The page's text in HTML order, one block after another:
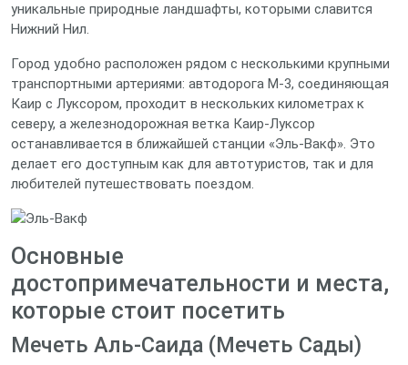
уникальные природные ландшафты, которыми славится
Нижний Нил.
Город удобно расположен рядом с несколькими крупными
транспортными артериями: автодорога М-3, соединяющая
Каир с Луксором, проходит в нескольких километрах к
северу, а железнодорожная ветка Каир‑Луксор
останавливается в ближайшей станции «Эль‑Вакф». Это
делает его доступным как для автотуристов, так и для
любителей путешествовать поездом.
Основные
достопримечательности и места,
которые стоит посетить
Мечеть Аль‑Саида (Мечеть Сады)